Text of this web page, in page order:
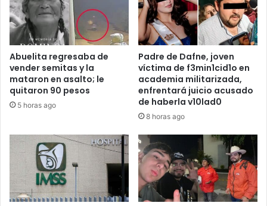
Abuelita regresaba de
vender semitas y la
mataron en asalto; le
quitaron 90 pesos
5 horas ago
Padre de Dafne, joven
víctima de f3min1cid1o en
academia militarizada,
enfrentará juicio acusado
de haberla v10lad0
8 horas ago